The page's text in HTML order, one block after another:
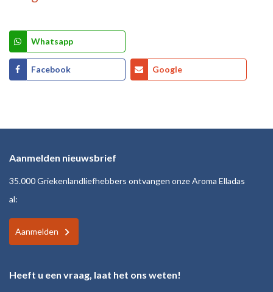
Whatsapp
Facebook Google
Aanmelden nieuwsbrief
35.000 Griekenlandliefhebbers ontvangen onze Aroma Elladas
al:
Aanmelden
Heeft u een vraag, laat het ons weten!